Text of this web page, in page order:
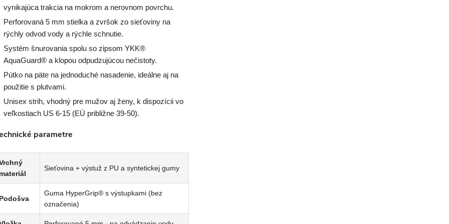
vynikajúca trakcia na mokrom a nerovnom povrchu.
Perforovaná 5 mm stielka a zvršok zo sieťoviny na
rýchly odvod vody a rýchle schnutie.
Systém šnurovania spolu so zipsom YKK®
AquaGuard® a klopou odpudzujúcou nečistoty.
Pútko na päte na jednoduché nasadenie, ideálne aj na
použitie s plutvami.
Unisex strih, vhodný pre mužov aj ženy, k dispozícii vo
veľkostiach US 6-15 (EÚ približne 39-50).
parametre
Sieťovina + výstuž z PU a syntetickej gumy
Guma HyperGrip® s výstupkami (bez
označenia)